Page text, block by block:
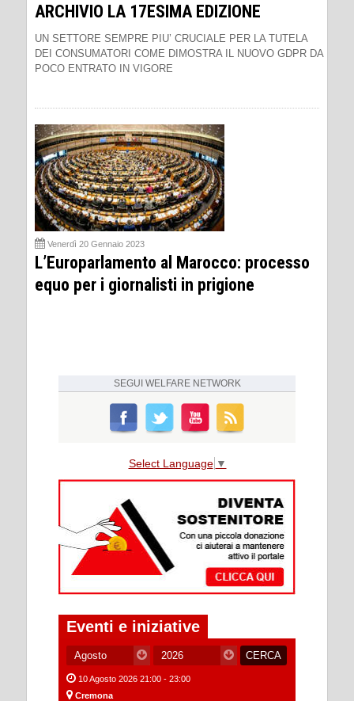
ARCHIVIO LA 17ESIMA EDIZIONE
UN SETTORE SEMPRE PIU’ CRUCIALE PER LA TUTELA
DEI CONSUMATORI COME DIMOSTRA IL NUOVO GDPR DA
POCO ENTRATO IN VIGORE
Venerdì 20 Gennaio 2023
L’Europarlamento al Marocco: processo
equo per i giornalisti in prigione
SEGUI WELFARE NETWORK
Select Language ▼
Eventi e iniziative
10 Agosto 2026 21:00 - 23:00
Cremona